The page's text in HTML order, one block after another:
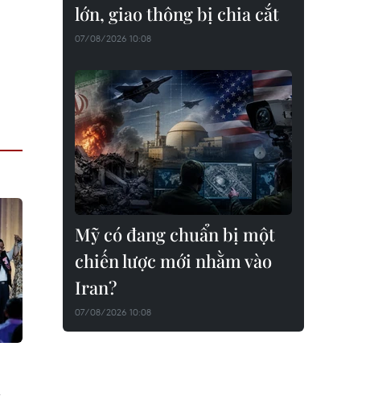
lớn, giao thông bị chia cắt
07/08/2026 10:08
Mỹ có đang chuẩn bị một
chiến lược mới nhằm vào
Iran?
07/08/2026 10:08